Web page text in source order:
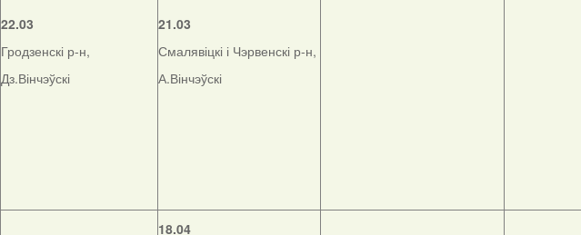
22.03
Гродзенскі р-н,
Дз.Вінчэўскі
21.03
Смалявіцкі і Чэрвенскі р-н,
А.Вінчэўскі
18.04